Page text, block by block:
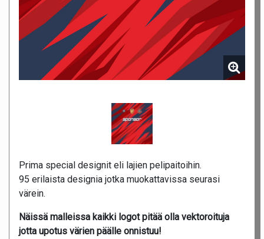
Prima special designit eli lajien pelipaitoihin.
95 erilaista designia jotka muokattavissa seurasi
värein.
Näissä malleissa kaikki logot pitää olla vektoroituja
jotta upotus värien päälle onnistuu!